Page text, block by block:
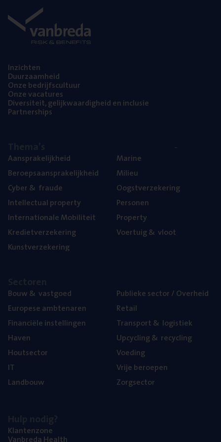
Inzich­ten
Duur­zaam­heid
Onze bedrijfs­cul­tuur
Onze vaca­tu­res
Diver­si­teit, gelijk­waar­dig­heid en inclusie
Part­ner­ships
Aan­spra­ke­lijk­heid
Beroeps­aan­spra­ke­lijk­heid
Cyber& fraude
Intel­lec­tu­al property
Inter­na­ti­o­na­le Mobiliteit
Kre­diet­ver­ze­ke­ring
Kunst­ver­ze­ke­ring
Mari­ne
Mili­eu
Oogst­ver­ze­ke­ring
Per­so­nen
Pro­per­ty
Voer­tuig& vloot
Bouw& vastgoed
Euro­pe­se ambtenaren
Finan­ci­ë­le instellingen
Haven
Hout­sec­tor
IT
Land­bouw
Publie­ke sec­tor / Overheid
Retail
Trans­port& logistiek
Upcy­cling& recycling
Voe­ding
Vrije beroe­pen
Zorg­sec­tor
Klan­ten­zo­ne
Van­b­re­da Health